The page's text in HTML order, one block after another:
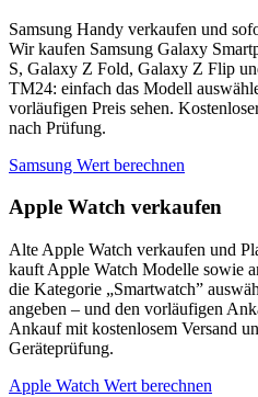
Samsung Handy verkaufen und
Wir kaufen Samsung Galaxy
S, Galaxy Z Fold, Galaxy Z Flip
TM24: einfach das Modell
vorläufigen Preis sehen.
nach Prüfung.
Samsung Wert berechnen
Apple Watch verkaufen
Alte Apple Watch verkaufen und
kauft Apple Watch Modelle sowie
die Kategorie „Smartwatch”
angeben – und den vorläufigen
Ankauf mit kostenlosem Versand
Geräteprüfung.
Apple Watch Wert berechnen